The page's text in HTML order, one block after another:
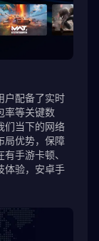
户配备了实时
率等关键数
们当下的网络
局优势，保障
手游卡顿、
体验，安卓手